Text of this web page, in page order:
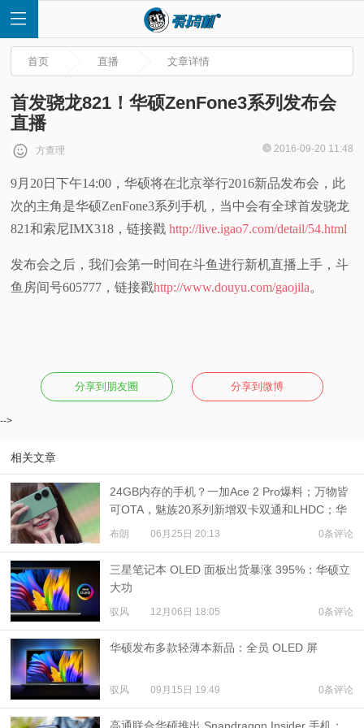
首
页
快
讯
科
普
体
验
专
题
首页 直播 文章详情
首发骁龙821！华硕ZenFone3系列发布会
直播
方查理 2016-09-20 11:48
9月20日下午14:00，华硕将在北京举行2016新品发布会，此
次的主角是华硕ZenFone3系列手机，当中会有全球首发骁龙
821和索尼IMX318，链接戳http://live.igao7.com/detail/54.html
发布会之后，我们会第一时间在斗鱼进行新机直播上手，斗
鱼房间号605777，链接戳http://www.douyu.com/gaojila。
分享到朋友圈 分享到微博
-->
相关文章
24GB内存的手机？一加Ace 2 Pro爆料；万物皆
可OTA，魅族20系列新增双卡双通和LHDC；华
硕Zenfone 10真机现身
布朗 06月25日 20:13 0条评论
三星笔记本 OLED 面板出货暴涨 395%：华硕立
大功
驭风 12月06日 18:05 0条评论
华硕发布多款轻薄本新品：全员 OLED 屏
驭风 09月15日 19:49 0条评论